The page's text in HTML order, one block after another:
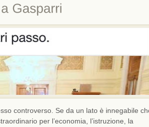
controverso. Se da un lato è innegabile
per l’economia, l’istruzione, la